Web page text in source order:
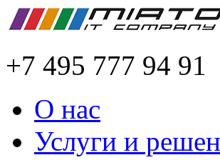
+7 495 777 94 91
О нас
Услуги и